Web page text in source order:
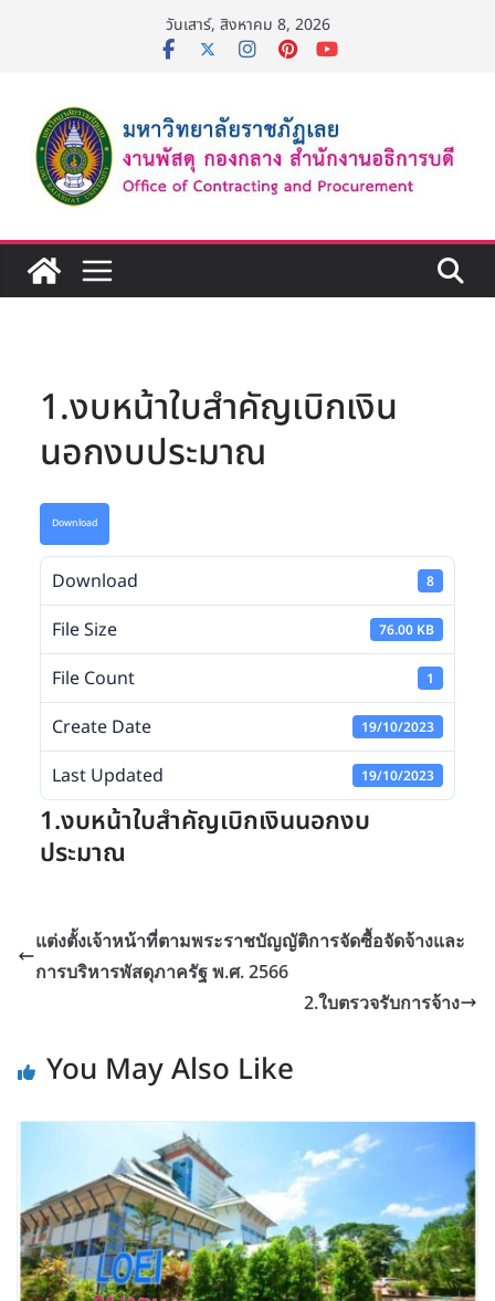
วันเสาร์, สิงหาคม 8, 2026
1.งบหน้าใบสำคัญเบิกเงิน
นอกงบประมาณ
Download
Download 8
File Size 76.00 KB
File Count 1
Create Date 19/10/2023
Last Updated 19/10/2023
1.งบหน้าใบสำคัญเบิกเงินนอกงบ
ประมาณ
แต่งตั้งเจ้าหน้าที่ตามพระราชบัญญัติการจัดซื้อจัดจ้างและ
การบริหารพัสดุภาครัฐ พ.ศ. 2566
2.ใบตรวจรับการจ้าง
You May Also Like